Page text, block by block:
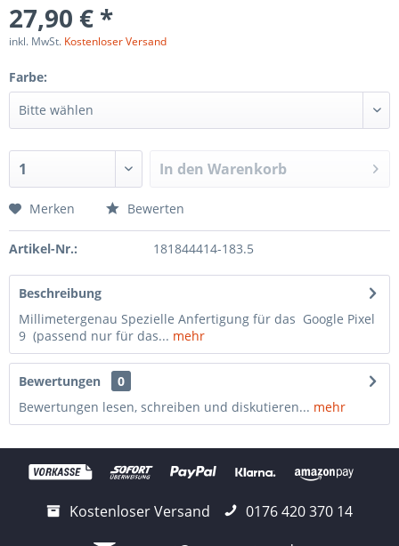
27,90 € *
inkl. MwSt. Kostenloser Versand
Farbe:
In den Warenkorb
Merken Bewerten
Artikel-Nr.: 181844414-183.5
Beschreibung
Millimetergenau Spezielle Anfertigung für das Google Pixel
9 (passend nur für das... mehr
Bewertungen
0
Bewertungen lesen, schreiben und diskutieren... mehr
Kostenloser Versand
0176 420 370 14